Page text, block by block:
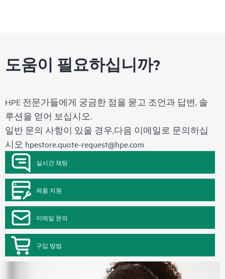
도움이 필요하십니까?
HPE 전문가들에게 궁금한 점을 묻고 조언과 답변, 솔
루션을 얻어 보십시오.
일반 문의 사항이 있을 경우,다음 이메일로 문의하십
시오 hpestore.quote-request@hpe.com
실시간 채팅
제품 지원
이메일 문의
구입 방법